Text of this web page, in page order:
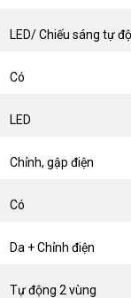
LED/ Chiếu sáng tự
Có
LED
Chỉnh, gập điện
Có
Da + Chỉnh điện
Tự động 2 vùng